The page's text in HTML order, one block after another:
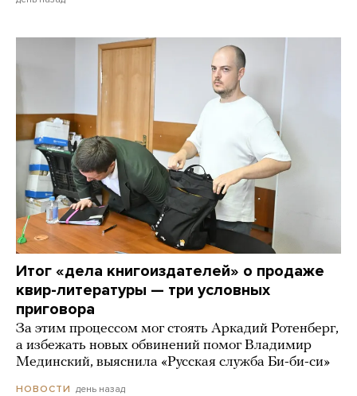
Итог «дела книгоиздателей» о продаже
квир-литературы — три условных
приговора
За этим процессом мог стоять Аркадий Ротенберг,
а избежать новых обвинений помог Владимир
Мединский, выяснила «Русская служба Би-би-си»
НОВОСТИ день назад